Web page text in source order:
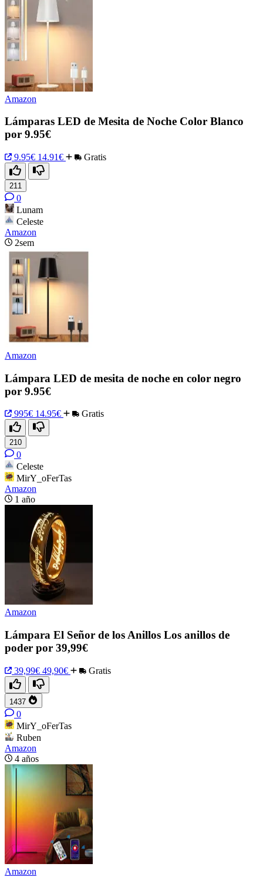
Amazon
Lámparas LED de Mesita de Noche Color Blanco
por 9.95€
9.95€ 14.91€ Gratis
211
0
Lunam
Celeste
Amazon
2sem
Amazon
Lámpara LED de mesita de noche en color negro
por 9.95€
995€ 14.95€ Gratis
210
0
Celeste
MirY_oFerTas
Amazon
1 año
Amazon
Lámpara El Señor de los Anillos Los anillos de
poder por 39,99€
39,99€ 49,90€ Gratis
1437
0
MirY_oFerTas
Ruben
Amazon
4 años
Amazon